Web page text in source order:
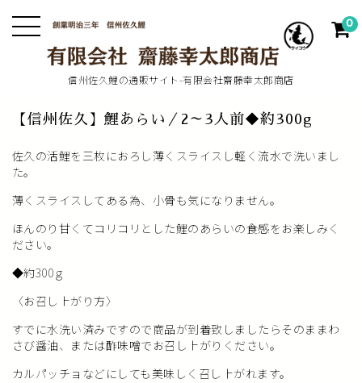
信州佐久鯉の通販サイト-有限会社齋藤幸太郎商店
0
【信州佐久】鯉あらい／2～3人前◆約300g
佐久の活鯉を三枚におろし薄くスライスし軽く流水で洗いまし
た。
薄くスライスしてある為、小骨も気になりません。
ほんのり甘くてコリコリとした鯉のあらいの食感をお楽しみく
ださい。
◆約300ｇ
〈お召し上がり方〉
すでに水洗い済みですので商品が到着致しましたらそのままわ
さび醤油、または酢味噌でお召し上がりください。
カルパッチョなどにしても美味しく召し上がれます。